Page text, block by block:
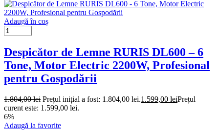
Adaugă în coș
Despicător de Lemne RURIS DL600 – 6
Tone, Motor Electric 2200W, Profesional
pentru Gospodării
1.804,00lei Prețul inițial a fost: 1.804,00 lei.1.599,00 leiPrețul
curent este: 1.599,00 lei.
6%
Adaugă la favorite